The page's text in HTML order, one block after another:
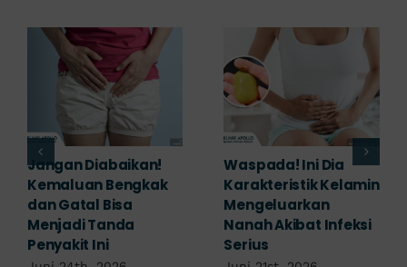
Banyak yang
Mengabaikan,
Padahal Habis
Berhubungan
Kemaluan Gatal Bisa
Tampak Ringan,
Waspada Ini Gejala
Kutil Kelamin yang
Berbahaya!
Juni 14th, 2026